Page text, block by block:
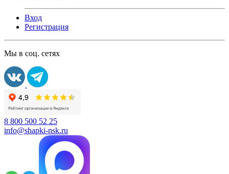
Вход
Регистрация
Мы в соц. сетях
8 800 500 52 25
info@shapki-nsk.ru